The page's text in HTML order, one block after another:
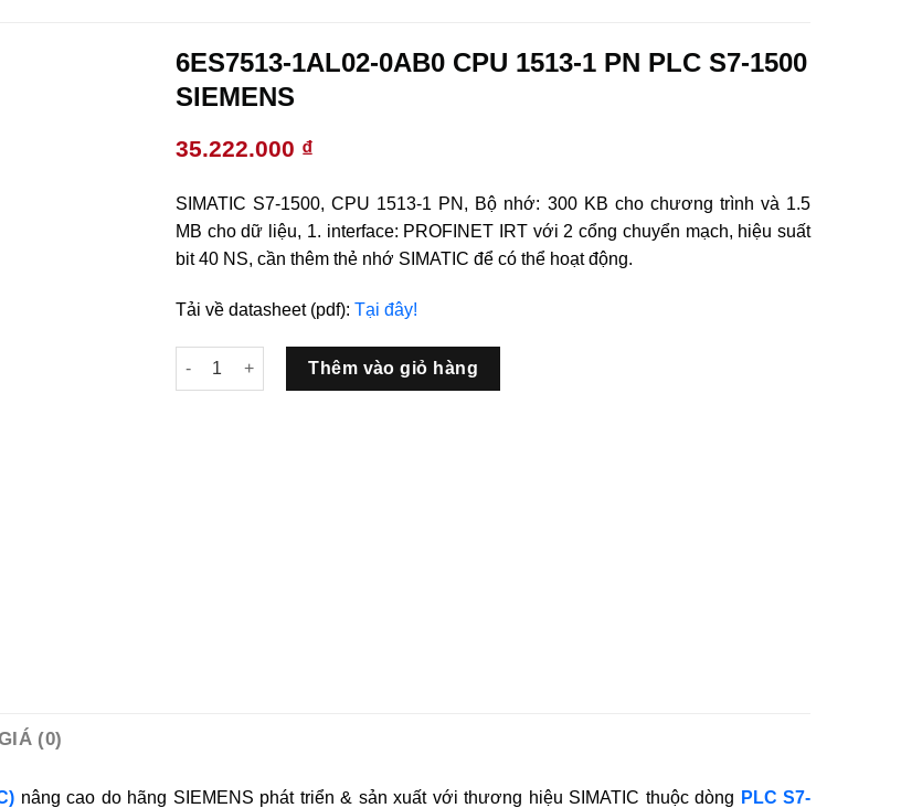
6ES7513-1AL02-0AB0 CPU 1513-1 PN PLC S7-1500
SIEMENS
35.222.000 ₫
SIMATIC S7-1500, CPU 1513-1 PN, Bộ nhớ: 300 KB cho chương trình và 1.5
MB cho dữ liệu, 1. interface: PROFINET IRT với 2 cổng chuyển mạch, hiệu suất
bit 40 NS, cần thêm thẻ nhớ SIMATIC để có thể hoạt động.
Tải về datasheet (pdf): Tại đây!
6ES7513-1AL02-0AB0 CPU 1513-1 PN PLC S7-1500 SIEMENS số lượng
Thêm vào giỏ hàng
(0)
nâng cao do hãng SIEMENS phát triển & sản xuất với thương hiệu SIMATIC thuộc dòng PLC S7-